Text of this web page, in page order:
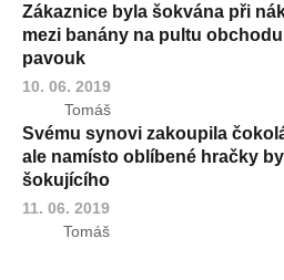
Zákaznice byla šokvána při
mezi banány na pultu
pavouk
10. 06. 2019
Tomáš
Svému synovi zakoupila
ale namísto oblíbené hračky
šokujícího
11. 06. 2019
Tomáš